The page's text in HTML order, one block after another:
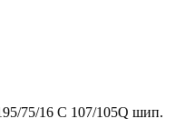
75/16 C 107/105Q шип.